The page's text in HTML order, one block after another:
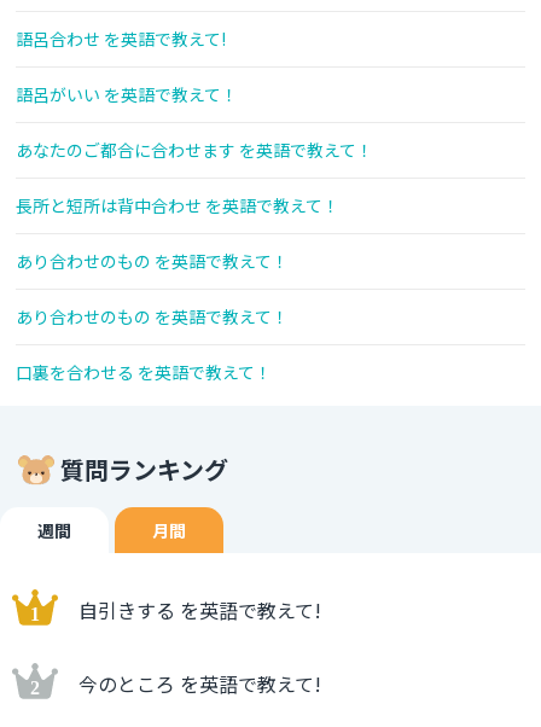
語呂合わせ を英語で教えて!
語呂がいい を英語で教えて！
あなたのご都合に合わせます を英語で教えて！
長所と短所は背中合わせ を英語で教えて！
あり合わせのもの を英語で教えて！
あり合わせのもの を英語で教えて！
口裏を合わせる を英語で教えて！
質問ランキング
週間 月間
自引きする を英語で教えて!
今のところ を英語で教えて!